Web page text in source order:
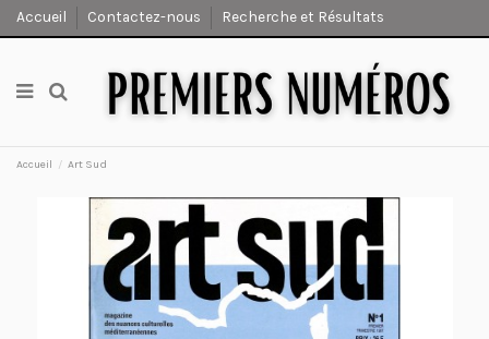
Accueil Contactez-nous Recherche et Résultats
Accueil Art Sud